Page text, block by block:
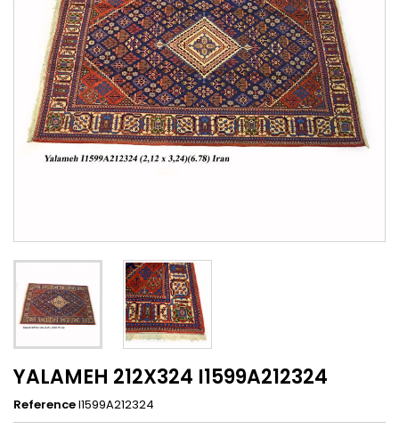
YALAMEH 212X324 I1599A212324
ReferenceI1599A212324